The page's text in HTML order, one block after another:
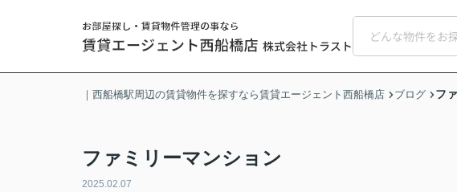
｜西船橋駅周辺の賃貸物件を探すなら賃貸エージェント西船橋店 ブログ フ
ファミリーマンション
2025.02.07